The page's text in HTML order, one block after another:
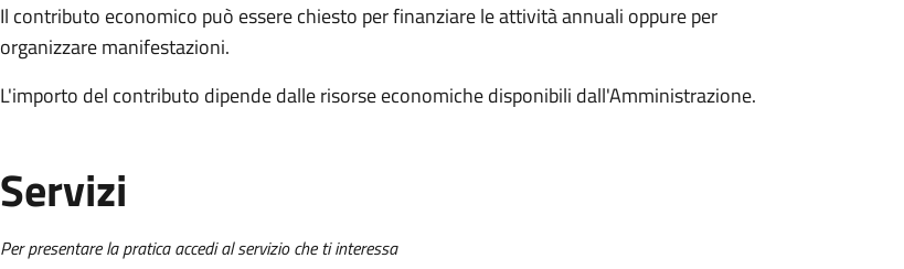
Il contributo economico può essere chiesto per finanziare le attività annuali oppure per
organizzare manifestazioni.
L'importo del contributo dipende dalle risorse economiche disponibili dall'Amministrazione.
Servizi
Per presentare la pratica accedi al servizio che ti interessa